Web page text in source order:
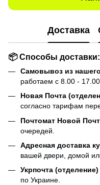
Доставка
📦 Способы доставки:
Самовывоз из
работаем с 8.00 -
Новая Почта
согласно тарифам
Почтомат Новой
очередей.
Адресная доставка
вашей двери, домой
Укрпочта (отделение)
по Украине.